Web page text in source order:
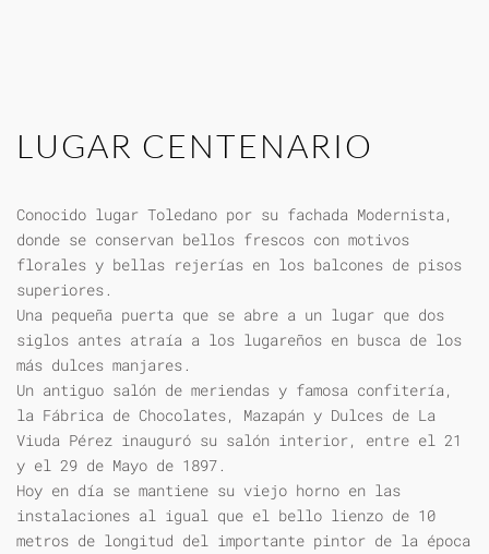
LUGAR CENTENARIO
Conocido lugar Toledano por su fachada Modernista,
donde se conservan bellos frescos con motivos
florales y bellas rejerías en los balcones de pisos
superiores.
Una pequeña puerta que se abre a un lugar que dos
siglos antes atraía a los lugareños en busca de los
más dulces manjares.
Un antiguo salón de meriendas y famosa confitería,
la Fábrica de Chocolates, Mazapán y Dulces de La
Viuda Pérez inauguró su salón interior, entre el 21
y el 29 de Mayo de 1897.
Hoy en día se mantiene su viejo horno en las
instalaciones al igual que el bello lienzo de 10
metros de longitud del importante pintor de la época